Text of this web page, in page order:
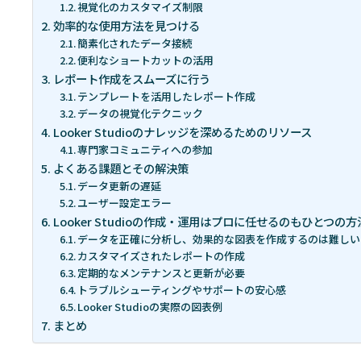
視覚化のカスタマイズ制限
効率的な使用方法を見つける
簡素化されたデータ接続
便利なショートカットの活用
レポート作成をスムーズに行う
テンプレートを活用したレポート作成
データの視覚化テクニック
Looker Studioのナレッジを深めるためのリソース
専門家コミュニティへの参加
よくある課題とその解決策
データ更新の遅延
ユーザー設定エラー
Looker Studioの作成・運用はプロに任せるのもひとつの方
データを正確に分析し、効果的な図表を作成するのは難しい
カスタマイズされたレポートの作成
定期的なメンテナンスと更新が必要
トラブルシューティングやサポートの安心感
Looker Studioの実際の図表例
まとめ